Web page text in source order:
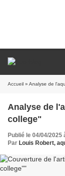
Accueil » Analyse de
Analyse de
college"
Publié le 04/04/2025
Par Louis Robert,